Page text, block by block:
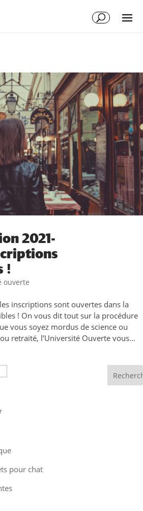
2021-
!
ouverte
inscriptions sont ouvertes dans la
! On vous dit tout sur la procédure
vous soyez mordus de science ou
retraité, l’Université Ouverte vous...
pour chat